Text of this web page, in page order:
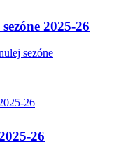
2025-26
sezóne
26